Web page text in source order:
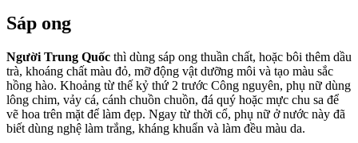
Sáp ong
Người Trung Quốc thì dùng sáp ong thuần chất, hoặc bôi thêm dầu
trà, khoáng chất màu đỏ, mỡ động vật dưỡng môi và tạo màu sắc
hồng hào. Khoảng từ thế kỷ thứ 2 trước Công nguyên, phụ nữ dùng
lông chim, vảy cá, cánh chuồn chuồn, đá quý hoặc mực chu sa để
vẽ hoa trên mặt để làm đẹp. Ngay từ thời cổ, phụ nữ ở nước này đã
biết dùng nghệ làm trắng, kháng khuẩn và làm đều màu da.